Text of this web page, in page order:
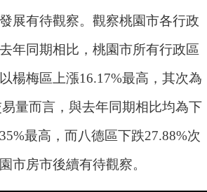
展有待觀察。觀察桃園市各行政
年同期相比，桃園市所有行政區
楊梅區上漲16.17%最高，其次為
量而言，與去年同期相比均為下
最高，而八德區下跌27.88%次
市房市後續有待觀察。